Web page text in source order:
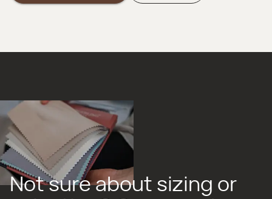
Not sure about sizing or